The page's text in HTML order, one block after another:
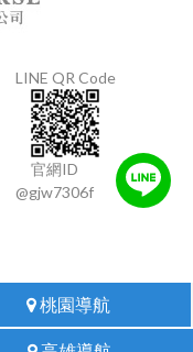
LINE QR Code
官網ID
@gjw7306f
桃園導航